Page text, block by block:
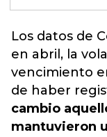
Los datos de
en abril, la
vencimiento
de haber
cambio
mantuvieron